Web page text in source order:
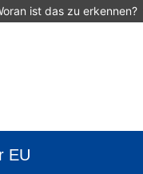
ist das zu erkennen?
EU